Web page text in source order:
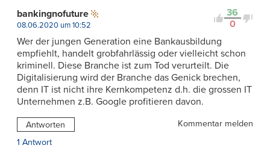
36
0
bankingnofuture
08.06.2020 um 10:52
Wer der jungen Generation eine Bankausbildung
empfiehlt, handelt grobfahrlässig oder vielleicht schon
kriminell. Diese Branche ist zum Tod verurteilt. Die
Digitalisierung wird der Branche das Genick brechen,
denn IT ist nicht ihre Kernkompetenz d.h. die grossen IT
Unternehmen z.B. Google profitieren davon.
Antworten
Kommentar melden
1 Antwort